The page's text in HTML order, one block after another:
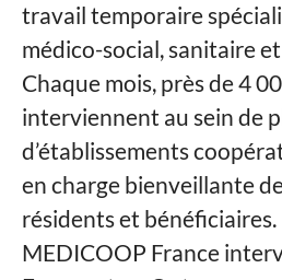
travail temporaire
médico-social, sanitaire
Chaque mois, près de 4
interviennent au sein de
d’établissements
en charge bienveillante
résidents et bénéficiaires.
MEDICOOP France